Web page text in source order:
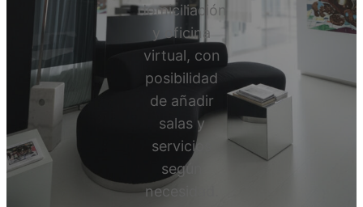
domiciliación
y oficina
virtual, con
posibilidad
de añadir
salas y
servicios
según
necesidad.